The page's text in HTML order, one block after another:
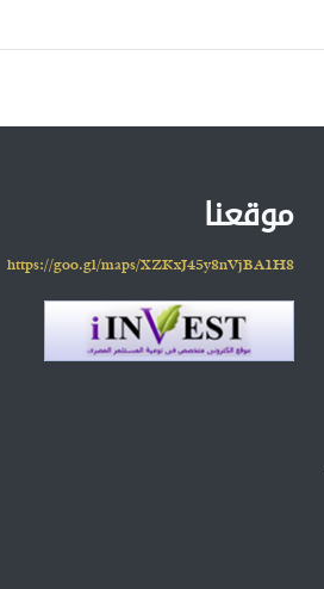
موقعنا
https://goo.gl/maps/XZKxJ45y8nVjBA1H8